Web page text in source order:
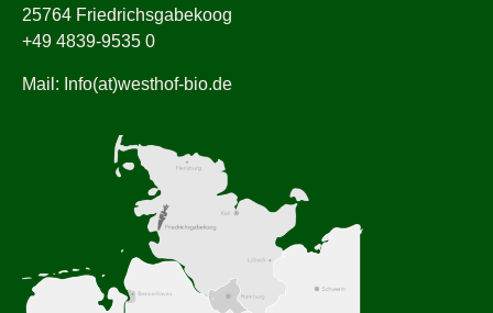
25764 Friedrichsgabekoog
+49 4839-9535 0
Mail: Info(at)westhof-bio.de